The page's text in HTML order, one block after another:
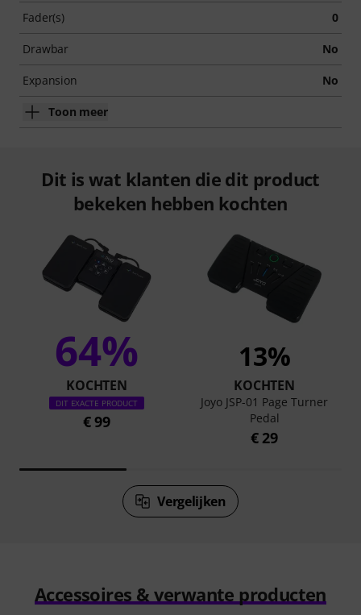
Fader(s) 0
Drawbar No
Expansion No
Toon meer
Dit is wat klanten die dit product
bekeken hebben kochten
64%
KOCHTEN
DIT EXACTE PRODUCT
€ 99
13%
KOCHTEN
Joyo JSP-01 Page Turner
Pedal
€ 29
Vergelijken
Accessoires & verwante producten